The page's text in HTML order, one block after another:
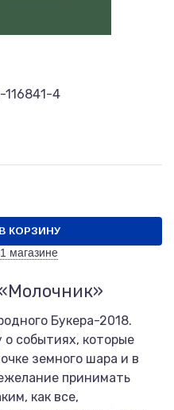
4
КОРЗИНУ
1 магазине
Букера-2018.
о событиях, которые
земного шара и в
принимать
как все,